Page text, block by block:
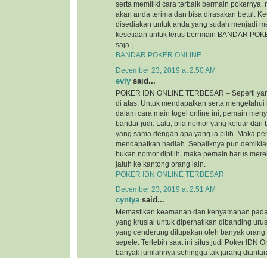
serta memiliki cara terbaik bermain pokernya,
akan anda terima dan bisa dirasakan betul.
disediakan untuk anda yang sudah menjadi
kesetiaan untuk terus berrmain BANDAR
saja.|
BANDAR POKER ONLINE
December 23, 2019 at 2:50 AM
evly said...
POKER IDN ONLINE TERBESAR – Seperti
di atas. Untuk mendapatkan serta
dalam cara main togel online ini, pemain
bandar judi. Lalu, bila nomor yang keluar dari
yang sama dengan apa yang ia pilih. Maka
mendapatkan hadiah. Sebaliknya pun
bukan nomor dipilih, maka pemain harus
jatuh ke kantong orang lain.
POKER IDN ONLINE TERBESAR
December 23, 2019 at 2:51 AM
cyntyasaid...
Memastikan keamanan dan kenyamanan
yang krusial untuk diperhatikan dibanding
yang cenderung dilupakan oleh banyak
sepele. Terlebih saat ini situs judi Poker IDN
banyak jumlahnya sehingga tak jarang